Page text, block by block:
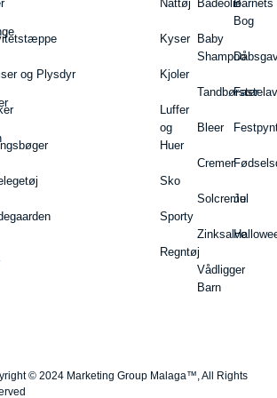
og Plysdyr
Nattøj
Kyser
Kjoler
Luffer
og
Huer
Sko
Sporty
Regntøj
Badeolie
Baby
Shampoo
Tandbørster
Bleer
Cremer
Solcreme
Zinksalve
Vådligger
Barn
Barnets
Bog
Jul
© 2024 Marketing Group Malaga™, All Rights